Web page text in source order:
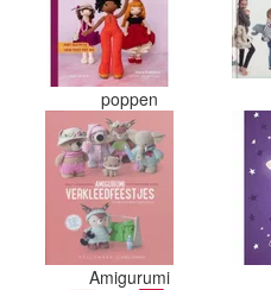
poppen
Amigurumi